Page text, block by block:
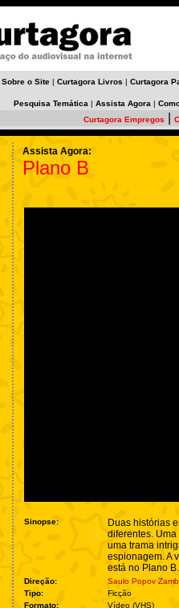
Sobre o Site | Curtagora Livros | Curtagora
Pesquisa Temática | Assista Agora |
Curtagora Empregos
Assista Agora:
Plano B
Sinopse:
Duas histórias
diferentes.
uma trama
espionagem. A
está no Plano B.
Direção:
Saulo Popov
Tipo:
Ficção
Formato:
Vídeo (VHS)